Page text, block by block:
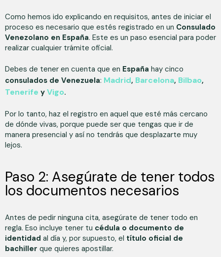
Como hemos ido explicando en requisitos, antes de iniciar el
proceso es necesario que estés registrado en un Consulado
Venezolano en España. Este es un paso esencial para poder
realizar cualquier trámite oficial.
Debes de tener en cuenta que en España hay cinco
consulados de Venezuela: Madrid, Barcelona, Bilbao,
Tenerife y Vigo.
Por lo tanto, haz el registro en aquel que esté más cercano
de dónde vivas, porque puede ser que tengas que ir de
manera presencial y así no tendrás que desplazarte muy
lejos.
Paso 2: Asegúrate de tener todos
los documentos necesarios
Antes de pedir ninguna cita, asegúrate de tener todo en
regla. Eso incluye tener tu cédula o documento de
identidad al día y, por supuesto, el título oficial de
bachiller que quieres apostillar.